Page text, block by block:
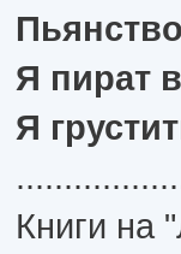
Я пират
Я
Книги на